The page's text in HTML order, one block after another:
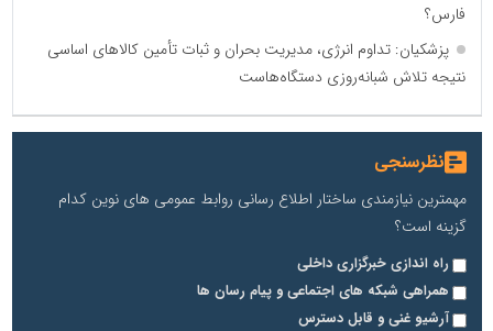
فارس؟
پزشکیان: تداوم انرژی، مدیریت بحران و ثبات تأمین کالاهای اساسی
نتیجه تلاش شبانه‌روزی دستگاه‌هاست
نظرسنجی
مهمترین نیازمندی ساختار اطلاع رسانی روابط عمومی های نوین کدام
گزینه است؟
راه اندازی خبرگزاری داخلی
همراهی شبکه های اجتماعی و پیام رسان ها
آرشیو غنی و قابل دسترس